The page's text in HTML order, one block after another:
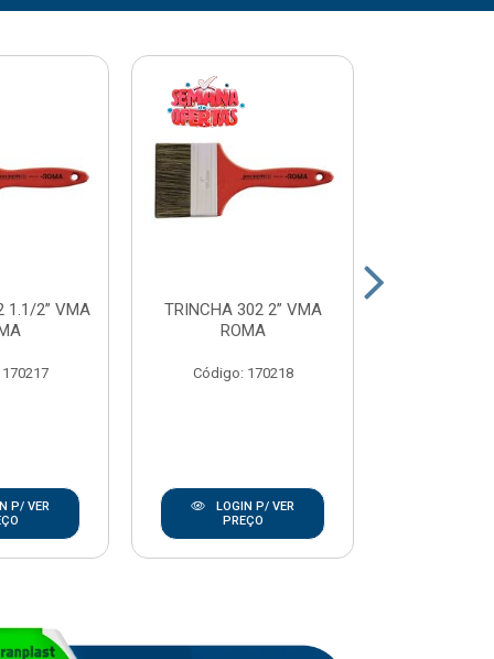
1.1/2” VMA
P/ VER
TRINCHA 302 2” VMA
ROMA
Código: 170218
LOGIN P/ VER
PREÇO